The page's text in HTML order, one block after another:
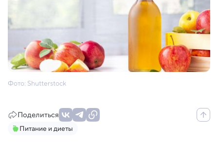
Фото: Shutterstock
Поделиться
Питание и диеты